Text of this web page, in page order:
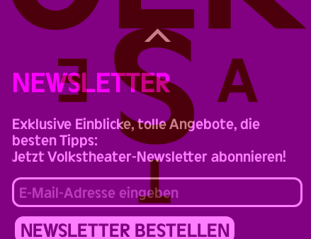
Back
to
NEWSLETTER
Exklusive Einblicke, tolle Angebote, die
besten Tipps:
Jetzt Volkstheater-Newsletter abonnieren!